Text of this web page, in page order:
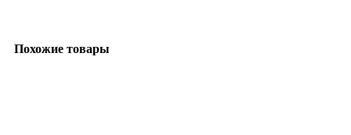
Похожие товары